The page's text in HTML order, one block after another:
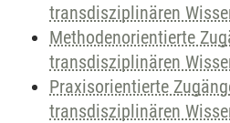
transdisziplinären
Methodenorientierte
transdisziplinären
Praxisorientierte
transdisziplinären